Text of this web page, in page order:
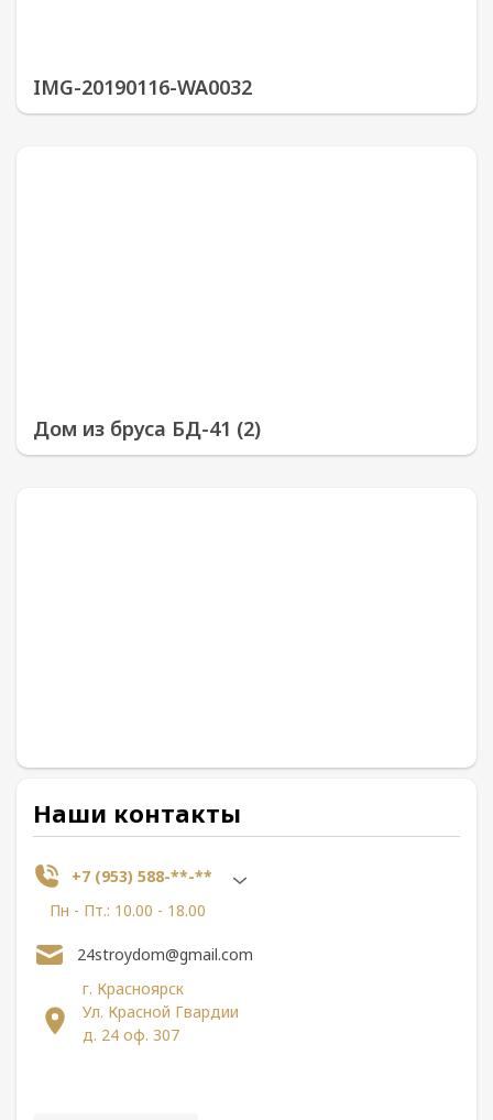
IMG-20190116-WA0032
Дом из бруса БД-41 (2)
Наши контакты
+7 (953) 588-**-**
Пн - Пт.: 10.00 - 18.00
г. Красноярск
Ул. Красной Гвардии
д. 24 оф. 307
24stroydom@gmail.com